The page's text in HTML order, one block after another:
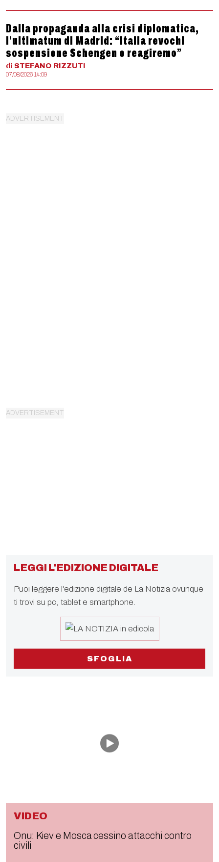
Dalla propaganda alla crisi diplomatica,
l’ultimatum di Madrid: “Italia revochi
sospensione Schengen o reagiremo”
di STEFANO RIZZUTI
07/08/2026 14:09
LEGGI L'EDIZIONE DIGITALE
Puoi leggere l'edizione digitale de La Notizia ovunque
ti trovi su pc, tablet e smartphone.
SFOGLIA
VIDEO
Onu: Kiev e Mosca cessino attacchi contro
civili